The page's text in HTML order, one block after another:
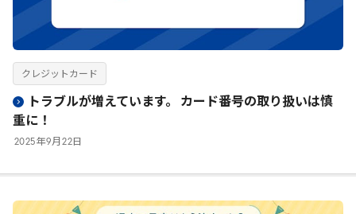
トラブルが増えています。 カード番号の取り扱いは慎
重に！
2025年9月 22 日
クレジットカード